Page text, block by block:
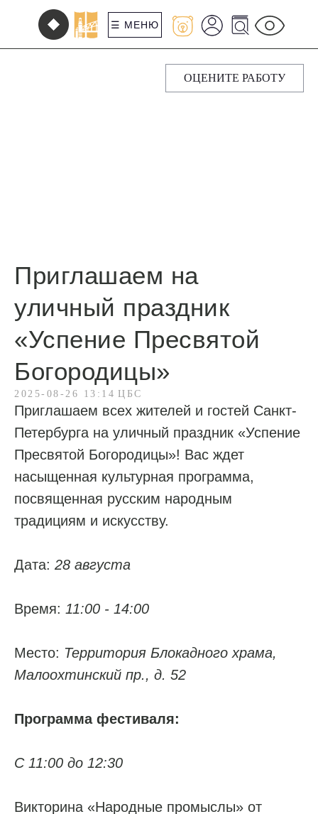
☰ МЕНЮ
ОЦЕНИТЕ РАБОТУ
Приглашаем на
уличный праздник
«Успение Пресвятой
Богородицы»
2025-08-26 13:14 ЦБС
Приглашаем всех жителей и гостей Санкт-
Петербурга на уличный праздник «Успение
Пресвятой Богородицы»! Вас ждет
насыщенная культурная программа,
посвященная русским народным
традициям и искусству.
Дата: 28 августа
Время: 11:00 - 14:00
Место: Территория Блокадного храма,
Малоохтинский пр., д. 52
Программа фестиваля:
С 11:00 до 12:30
Викторина «Народные промыслы» от